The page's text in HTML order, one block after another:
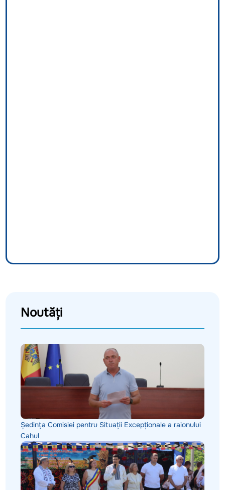
Noutăți
Ședința Comisiei pentru Situații Excepționale a raionului
Cahul